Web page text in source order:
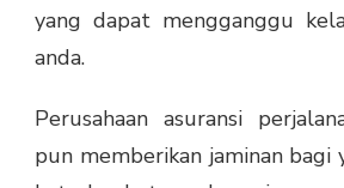
yang dapat mengganggu
anda.
Perusahaan asuransi
pun memberikan jaminan bagi